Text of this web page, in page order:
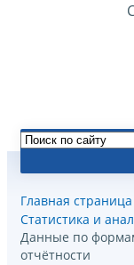
Главная страница
Статистика и
Данные по
отчётности